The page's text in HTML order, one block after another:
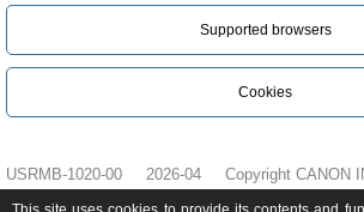
Supported browsers
Cookies
USRMB-1020-00 2026-04 Copyright CANON